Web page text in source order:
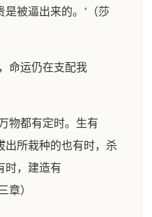
是被逼出来的。’（莎
命运仍在支配我
物都有定时。生有
出所栽种的也有时，杀
时，建造有
章）